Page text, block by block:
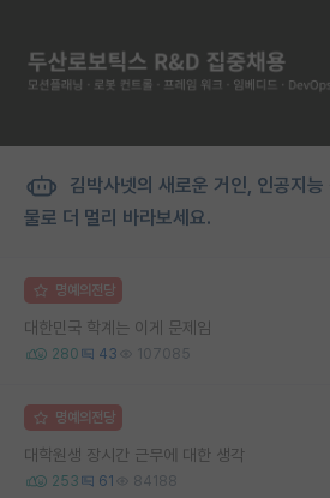
김박사넷의 새로운 거인, 인공지
물로 더 멀리 바라보세요.
명예의전당
대한민국 학계는 이게 문제임
280 43 107085
명예의전당
대학원생 장시간 근무에 대한 생각
253 61 84188